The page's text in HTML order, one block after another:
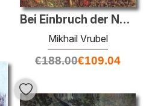
Bei Einbruch der Nacht
Mikhail Vrubel
€188.00€109.04